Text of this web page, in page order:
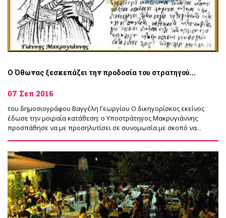
Ο Όθωνας ξεσκεπάζει την προδοσία του στρατηγού...
07 Σεπ 2016
του δημοσιογράφου Βαγγέλη Γεωργίου Ο δικηγορίσκος εκείνος
έδωσε την μοιραία κατάθεση: ο Υποστράτηγος Μακρυγιάννης
προσπάθησε να με προσηλυτίσει σε συνομωσία με σκοπό να...